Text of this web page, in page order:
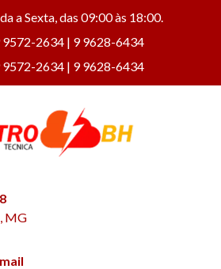
a Sexta, das 09:00 às 18:00.
9572-2634 | 9 9628-6434
9572-2634 | 9 9628-6434
MG